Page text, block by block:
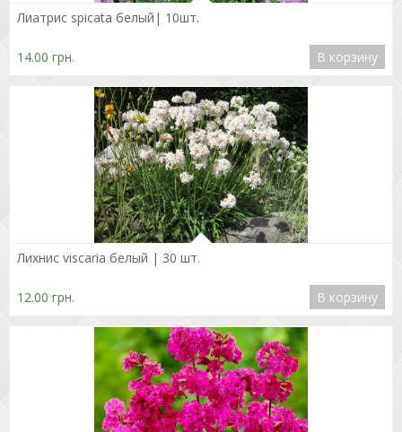
Подробнее
Лиатрис spicata белый| 10шт.
14.00 грн. В корзину
Подробнее
Лихнис viscaria белый | 30 шт.
12.00 грн. В корзину